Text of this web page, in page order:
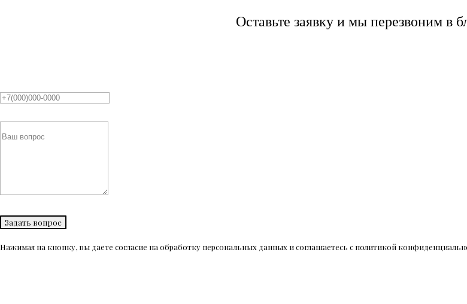
Оставьте заявку и мы перезвоним в
Задать вопрос
Нажимая на кнопку, вы даете согласие на обработку персональных данных и соглашаетесь c политикой